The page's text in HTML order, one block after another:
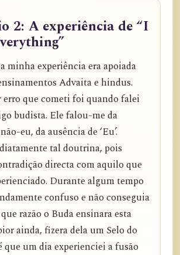
2: A experiência de “I
minha experiência era apoiada
Advaita e hindus.
erro que cometi foi quando falei
budista. Ele falou-me da
eu, da ausência de ‘Eu’.
tal doutrina, pois
directa com aquilo que
Durante algum tempo
confuso e não conseguia
razão o Buda ensinara esta
ainda, fizera dela um Selo do
que um dia experienciei a fusão